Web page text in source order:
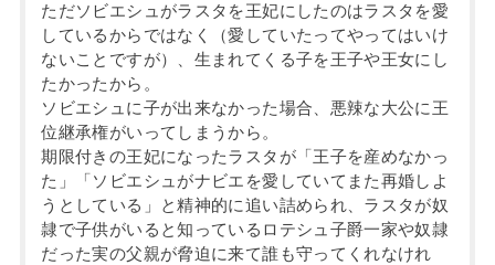
ただソビエシュがラスタを王妃にしたのはラスタを愛
しているからではなく（愛していたってやってはいけ
ないことですが）、生まれてくる子を王子や王女にし
たかったから。
ソビエシュに子が出来なかった場合、悪辣な大公に王
位継承権がいってしまうから。
期限付きの王妃になったラスタが「王子を産めなかっ
た」「ソビエシュがナビエを愛していてまた再婚しよ
うとしている」と精神的に追い詰められ、ラスタが奴
隷で子供がいると知っているロテシュ子爵一家や奴隷
だった実の父親が脅迫に来て誰も守ってくれなけれ